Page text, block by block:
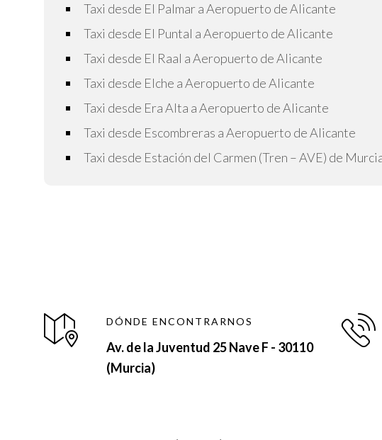
Taxi desde El Palmar a Aeropuerto de Alicante
Taxi desde El Puntal a Aeropuerto de Alicante
Taxi desde El Raal a Aeropuerto de Alicante
Taxi desde Elche a Aeropuerto de Alicante
Taxi desde Era Alta a Aeropuerto de Alicante
Taxi desde Escombreras a Aeropuerto de Alicante
Taxi desde Estación del Carmen (Tren – AVE) de
DÓNDE ENCONTRARNOS
Av. de la Juventud 25 Nave F - 30110
(Murcia)